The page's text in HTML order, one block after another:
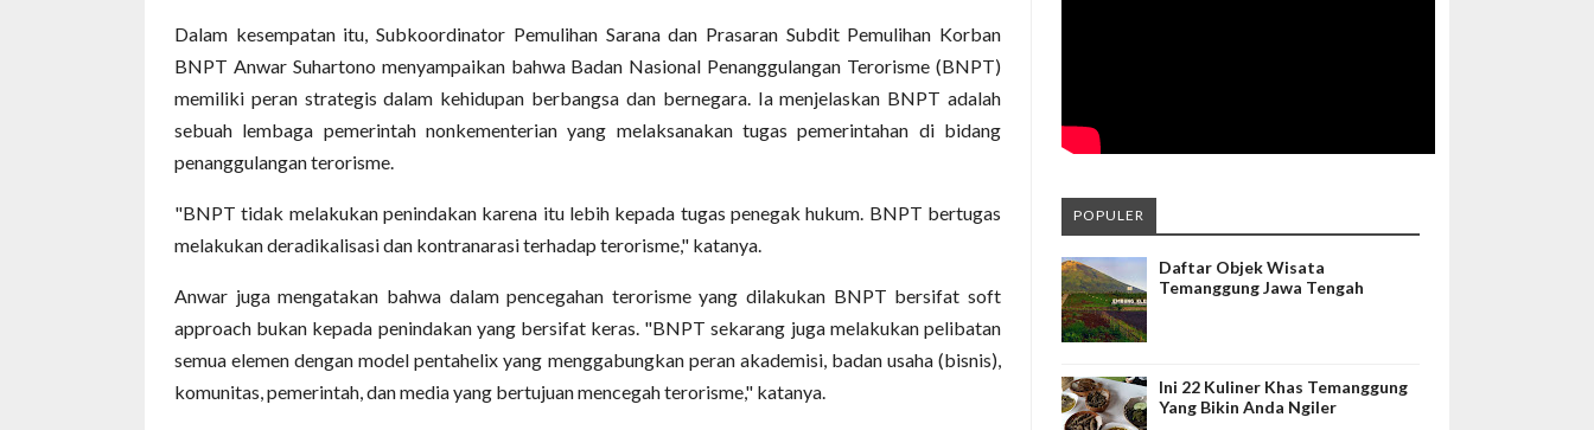
Dalam kesempatan itu, Subkoordinator Pemulihan Sarana dan Prasaran Subdit Pemulihan Korban
BNPT Anwar Suhartono menyampaikan bahwa Badan Nasional Penanggulangan Terorisme (BNPT)
memiliki peran strategis dalam kehidupan berbangsa dan bernegara. Ia menjelaskan BNPT adalah
sebuah lembaga pemerintah nonkementerian yang melaksanakan tugas pemerintahan di bidang
penanggulangan terorisme.
"BNPT tidak melakukan penindakan karena itu lebih kepada tugas penegak hukum. BNPT bertugas
melakukan deradikalisasi dan kontranarasi terhadap terorisme," katanya.
Anwar juga mengatakan bahwa dalam pencegahan terorisme yang dilakukan BNPT bersifat soft
approach bukan kepada penindakan yang bersifat keras. "BNPT sekarang juga melakukan pelibatan
semua elemen dengan model pentahelix yang menggabungkan peran akademisi, badan usaha (bisnis),
komunitas, pemerintah, dan media yang bertujuan mencegah terorisme," katanya.
POPULER
Daftar Objek Wisata
Temanggung Jawa Tengah
Ini 22 Kuliner Khas Temanggung
Yang Bikin Anda Ngiler